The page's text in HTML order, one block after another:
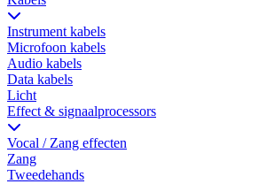
Instrument kabels
Microfoon kabels
Audio kabels
Data kabels
Licht
Effect & signaalprocessors
Vocal / Zang effecten
Zang
Tweedehands